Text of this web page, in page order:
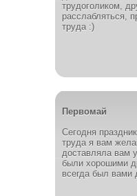
трудоголиком,
расслабляться,
труда :)
Первомай
Сегодня
труда я вам
доставляла вам
были хорошими
всегда был вами